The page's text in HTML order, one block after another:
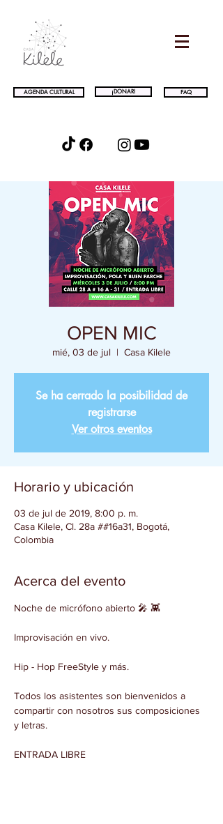
AGENDA CULTURAL ¡DONAR! FAQ
OPEN MIC
mié, 03 de jul
  |
Casa Kilele
Se ha cerrado la posibilidad de
registrarse
Ver otros eventos
Horario y ubicación
03 de jul de 2019, 8:00 p. m.
Casa Kilele, Cl. 28a ##16a31, Bogotá,
Colombia
Acerca del evento
Todos los asistentes son bienvenidos a
compartir con nosotros sus composiciones
ENTRADA LIBRE